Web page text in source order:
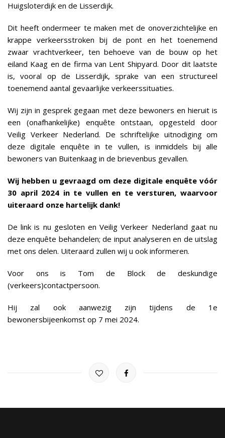
Huigsloterdijk en de Lisserdijk.
Dit heeft ondermeer te maken met de onoverzichtelijke en
krappe verkeersstroken bij de pont en het toenemend
zwaar vrachtverkeer, ten behoeve van de bouw op het
eiland Kaag en de firma van Lent Shipyard. Door dit laatste
is, vooral op de Lisserdijk, sprake van een structureel
toenemend aantal gevaarlijke verkeerssituaties.
Wij zijn in gesprek gegaan met deze bewoners en hieruit is
een (onafhankelijke) enquête ontstaan, opgesteld door
Veilig Verkeer Nederland. De schriftelijke uitnodiging om
deze digitale enquête in te vullen, is inmiddels bij alle
bewoners van Buitenkaag in de brievenbus gevallen.
Wij hebben u gevraagd om deze digitale enquête vóór
30 april 2024 in te vullen en te versturen, waarvoor
uiteraard onze hartelijk dank!
De link is nu gesloten en Veilig Verkeer Nederland gaat nu
deze enquête behandelen; de input analyseren en de uitslag
met ons delen. Uiteraard zullen wij u ook informeren.
Voor ons is Tom de Block de deskundige
(verkeers)contactpersoon.
Hij zal ook aanwezig zijn tijdens de 1e
bewonersbijeenkomst op 7 mei 2024.